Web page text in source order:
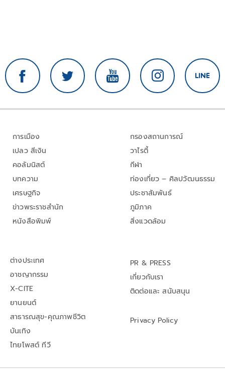
การเมือง
เปลว สีเงิน
คอลัมนิสต์
บทความ
เศรษฐกิจ
ข่าวพระราชสำนัก
หนังสือพิมพ์
กรองสถานการณ์
วาไรตี้
กีฬา
ท่องเที่ยว – ศิลปวัฒนธรรม
ประชาสัมพันธ์
ภูมิภาค
สิ่งแวดล้อม
ต่างประเทศ
อาชญากรรม
X-CITE
ยานยนต์
สาธารณสุข-คุณภาพชีวิต
บันเทิง
ไทยโพสต์ ทีวี
PR & PRESS
เกี่ยวกับเรา
ติดต่อและ สนับสนุน
Privacy Policy